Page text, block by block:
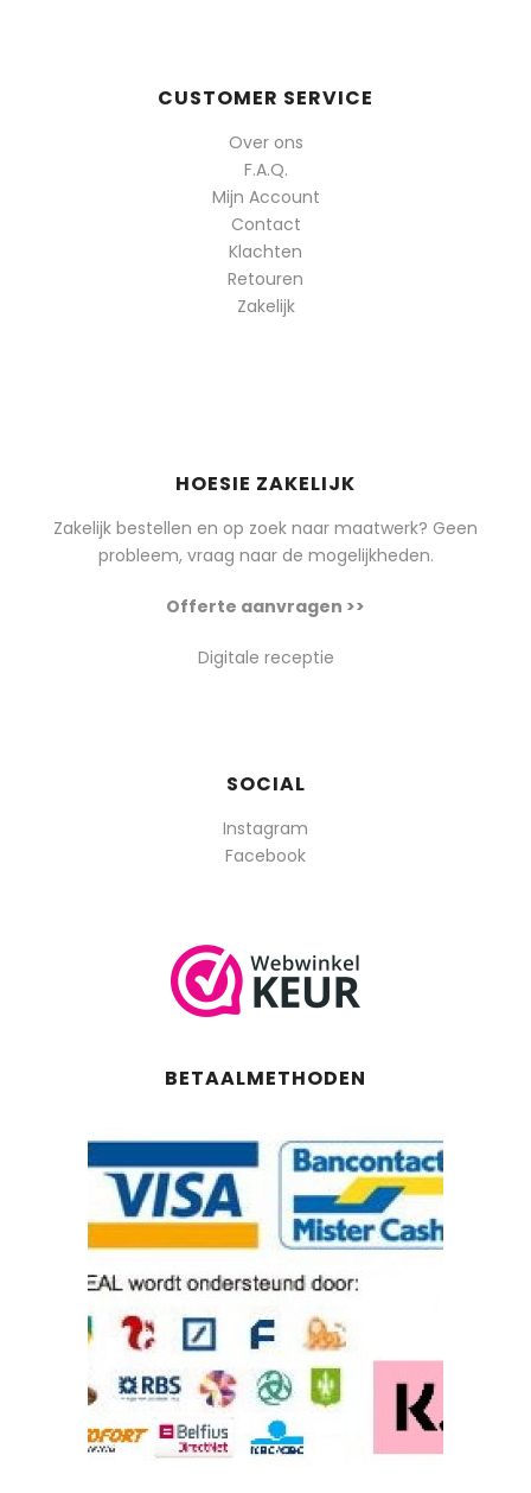
CUSTOMER SERVICE
Over ons
F.A.Q.
Mijn Account
Contact
Klachten
Retouren
Zakelijk
HOESIE ZAKELIJK
Zakelijk bestellen en op zoek naar maatwerk? Geen
probleem, vraag naar de mogelijkheden.
Offerte aanvragen >>
Digitale receptie
SOCIAL
Instagram
Facebook
BETAALMETHODEN